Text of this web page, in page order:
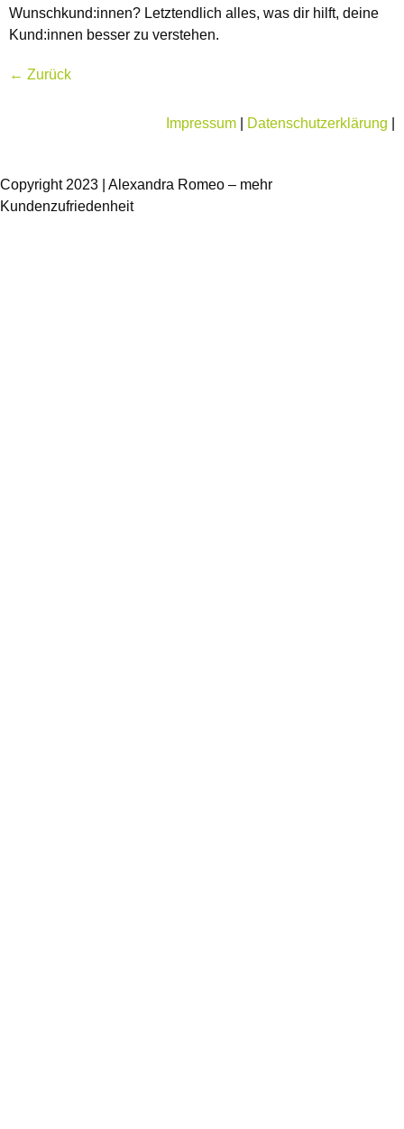
Wunschkund:innen? Letztendlich alles, was dir hilft, deine
Kund:innen besser zu verstehen.
← Zurück
Impressum Datenschutzerklärung
Copyright 2023 | Alexandra Romeo – mehr
Kundenzufriedenheit